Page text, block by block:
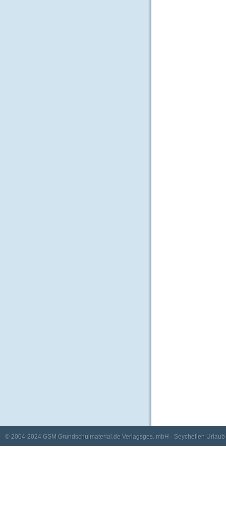
© 2004-2024 GSM Grundschulmaterial.de Verlagsges. mbH · Seychellen Urlaub